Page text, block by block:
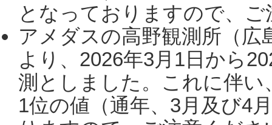
となっておりますので、
アメダスの高野観測所（
より、2026年3月1日から
測としました。これに伴い
1位の値（通年、3月及び4